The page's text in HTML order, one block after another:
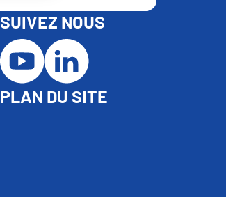
SUIVEZ NOUS
PLAN DU SITE